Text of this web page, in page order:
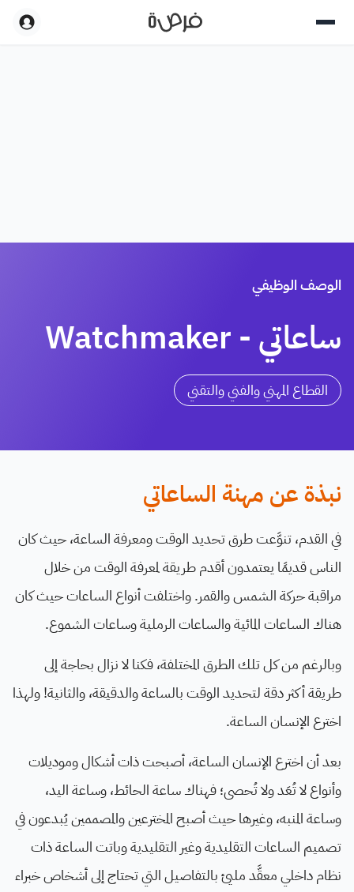
الوصف الوظيفي
ساعاتي - Watchmaker
القطاع المهني والفني والتقني
نبذة عن مهنة الساعاتي
في القدم، تنوَّعت طرق تحديد الوقت ومعرفة الساعة، حيث كان
الناس قديمًا يعتمدون أقدم طريقة لمعرفة الوقت من خلال
مراقبة حركة الشمس والقمر. واختلفت أنواع الساعات حيث كان
هناك الساعات المائية والساعات الرملية وساعات الشموع.
وبالرغم من كل تلك الطرق المختلفة، فكنا لا نزال بحاجة إلى
طريقة أكثر دقة لتحديد الوقت بالساعة والدقيقة، والثانية! ولهذا
اخترع الإنسان الساعة.
بعد أن اخترع الإنسان الساعة، أصبحت ذات أشكال وموديلات
وأنواع لا تُعَد ولا تُحصى؛ فهناك ساعة الحائط، وساعة اليد،
وساعة المنبه، وغيرها حيث أصبح المخترعين والمصممين يُبدعون في
تصميم الساعات التقليدية وغير التقليدية وباتت الساعة ذات
نظام داخلي معقَّد مليئ بالتفاصيل التي تحتاج إلى أشخاص خبراء